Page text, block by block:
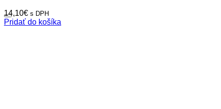
14,10€ s DPH
Pridať do košíka